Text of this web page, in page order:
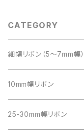
CATEGORY
細幅リボン（5～7mm幅）
10mm幅リボン
25-30mm幅リボン